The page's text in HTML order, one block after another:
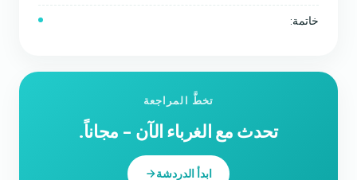
خاتمة:
تخطَّ المراجعة
تحدث مع الغرباء الآن - مجاناً.
ابدأ الدردشة